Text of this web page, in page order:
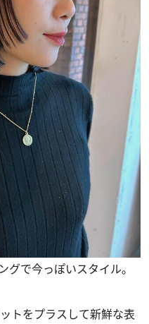
グで今っぽいスタイル。
トをプラスして新鮮な表